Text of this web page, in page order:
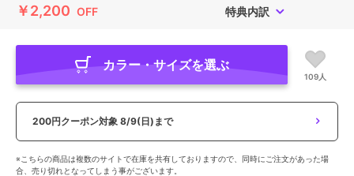
￥2,200 OFF 特典内訳
カラー・サイズを選ぶ
109人
200円クーポン対象 8/9(日)まで
※こちらの商品は複数のサイトで在庫を共有しておりますので、同時にご注文があった場
合、売り切れとなってしまう事がございます。